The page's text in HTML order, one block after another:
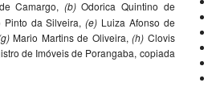
Camargo, (b)Odorica Quintino de
Pinto da Silveira,(e) Luiza Afonso de
Mario Martins de Oliveira,(h) Clovis
de Imóveis de Porangaba, copiada